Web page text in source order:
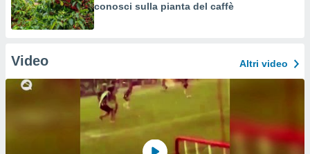
conosci sulla pianta del caffè
Video Altri video